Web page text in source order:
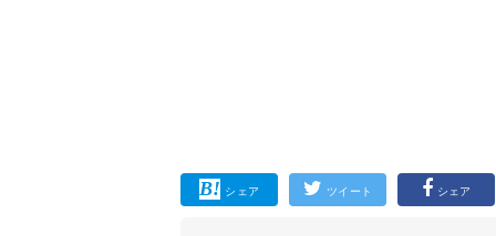
シェア ツイート シェア